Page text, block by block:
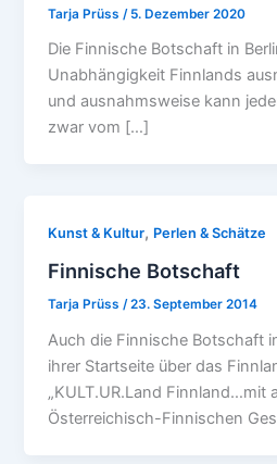
Tarja Prüss / 5. Dezember 2020
Die Finnische Botschaft in
Unabhängigkeit Finnlands
und ausnahmsweise kann
zwar vom […]
Kunst & Kultur, Perlen & Schätze
Finnische Botschaft
Tarja Prüss/23. September 2014
Auch die Finnische Botschaft
ihrer Startseite über das
„KULT.UR.Land Finnland…mit
Österreichisch-Finnischen